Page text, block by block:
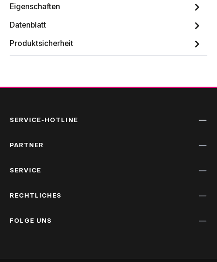
Eigenschaften
Datenblatt
Produktsicherheit
SERVICE-HOTLINE
PARTNER
SERVICE
RECHTLICHES
FOLGE UNS